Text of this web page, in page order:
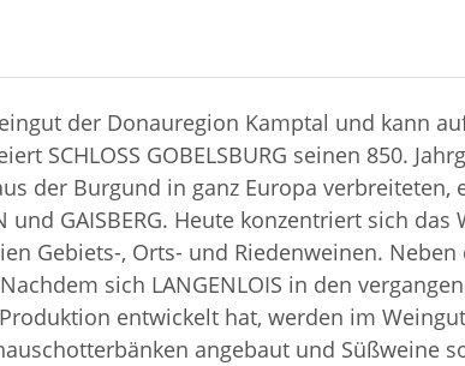
der Donauregion Kamptal und kann
SCHLOSS GOBELSBURG seinen 850.
der Burgund in ganz Europa verbreiteten,
und GAISBERG. Heute konzentriert sich
Gebiets-, Orts- und Riedenweinen.
sich LANGENLOIS in den
entwickelt hat, werden im
angebaut und Süßweine